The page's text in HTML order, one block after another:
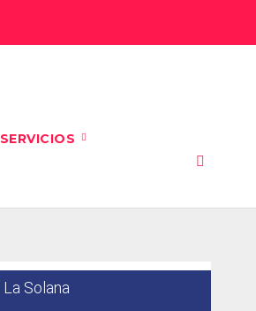
SERVICIOS